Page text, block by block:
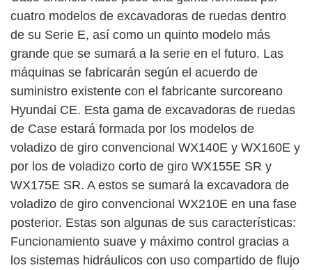
cuatro modelos de excavadoras de ruedas dentro
de su Serie E, así como un quinto modelo más
grande que se sumará a la serie en el futuro. Las
máquinas se fabricarán según el acuerdo de
suministro existente con el fabricante surcoreano
Hyundai CE. Esta gama de excavadoras de ruedas
de Case estará formada por los modelos de
voladizo de giro convencional WX140E y WX160E y
por los de voladizo corto de giro WX155E SR y
WX175E SR. A estos se sumará la excavadora de
voladizo de giro convencional WX210E en una fase
posterior. Estas son algunas de sus características:
Funcionamiento suave y máximo control gracias a
los sistemas hidráulicos con uso compartido de flujo